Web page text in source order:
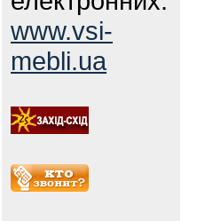
www.vsi-
mebli.ua